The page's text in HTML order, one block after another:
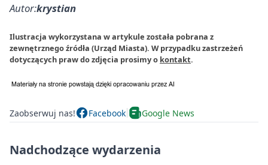
Autor:krystian
Ilustracja wykorzystana w artykule została pobrana z
zewnętrznego źródła (Urząd Miasta). W przypadku zastrzeżeń
dotyczących praw do zdjęcia prosimy o kontakt.
Zaobserwuj nas! Facebook Google News
Nadchodzące wydarzenia